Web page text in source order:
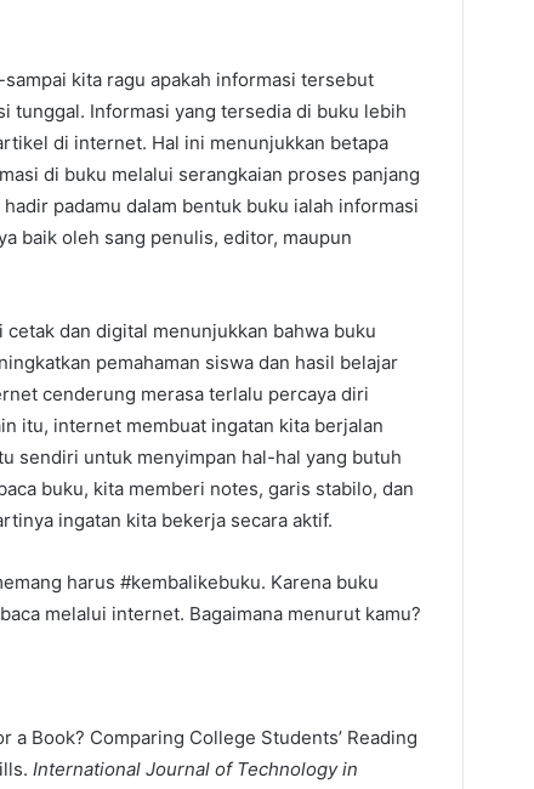
kita ragu apakah informasi tersebut
tunggal. Informasi yang tersedia di buku lebih
di internet. Hal ini menunjukkan betapa
di buku melalui serangkaian proses panjang
padamu dalam bentuk buku ialah informasi
baik oleh sang penulis, editor, maupun
dan digital menunjukkan bahwa buku
pemahaman siswa dan hasil belajar
cenderung merasa terlalu percaya diri
itu, internet membuat ingatan kita berjalan
sendiri untuk menyimpan hal-hal yang butuh
buku, kita memberi notes, garis stabilo, dan
ingatan kita bekerja secara aktif.
harus #kembalikebuku. Karena buku
melalui internet. Bagaimana menurut kamu?
a Book? Comparing College Students’ Reading
International Journal of Technology in